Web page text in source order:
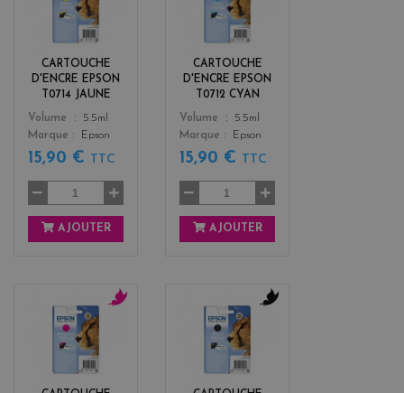
CARTOUCHE
D'ENCRE EPSON
T0714 JAUNE
Color
o
w
Volume
5.5ml
Marque
Epson
15,90 € TTC
AJOUTER
CARTOUCHE
D'ENCRE EPSON
T0712 CYAN
Color
Volume
5.5ml
Marque
Epson
15,90 € TTC
AJOUTER
n
k